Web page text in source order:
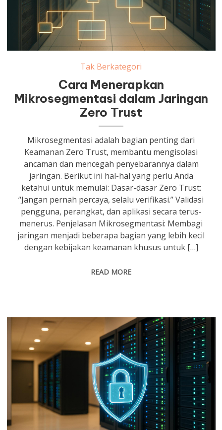
Tak Berkategori
Cara Menerapkan
Mikrosegmentasi dalam Jaringan
Zero Trust
Mikrosegmentasi adalah bagian penting dari
Keamanan Zero Trust, membantu mengisolasi
ancaman dan mencegah penyebarannya dalam
jaringan. Berikut ini hal-hal yang perlu Anda
ketahui untuk memulai: Dasar-dasar Zero Trust:
“Jangan pernah percaya, selalu verifikasi.” Validasi
pengguna, perangkat, dan aplikasi secara terus-
menerus. Penjelasan Mikrosegmentasi: Membagi
jaringan menjadi beberapa bagian yang lebih kecil
dengan kebijakan keamanan khusus untuk […]
READ MORE